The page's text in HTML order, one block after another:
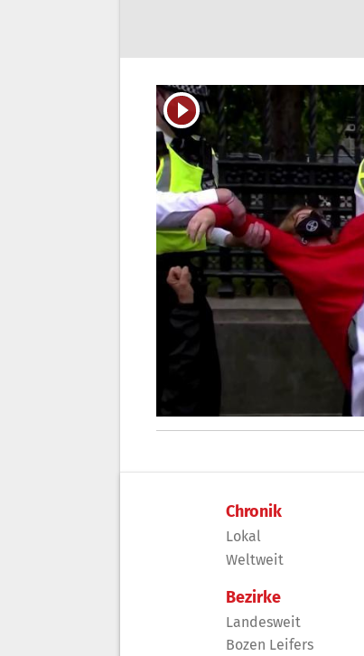
Chronik
Lokal
Weltweit
Bezirke
Landesweit
Bozen Leifers